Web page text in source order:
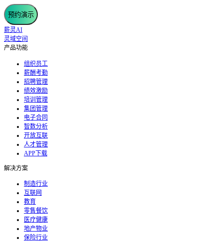
预约演示
薪灵AI
灵域空间
产品功能
组织员工
薪酬考勤
招聘管理
绩效激励
培训管理
集团管理
电子合同
智数分析
开放互联
人才管理
APP下载
解决方案
制造行业
互联网
教育
零售餐饮
医疗健康
地产物业
保险行业